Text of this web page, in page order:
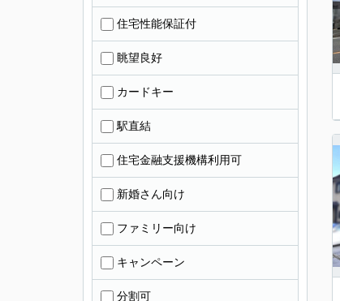
住宅性能保証付
眺望良好
カードキー
駅直結
住宅金融支援機構利用可
新婚さん向け
ファミリー向け
キャンペーン
分割可